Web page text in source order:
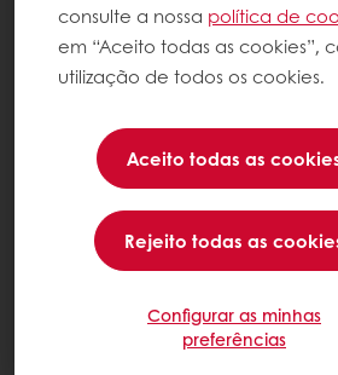
consulte a nossa política de
em “Aceito todas as cookies”,
utilização de todos os cookies.
Aceito todas as
Rejeito todas as
Configurar as minhas
preferências